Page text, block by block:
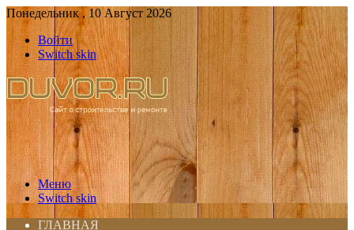
Понедельник , 10 Август 2026
Войти
Switch skin
Меню
Switch skin
ГЛАВНАЯ